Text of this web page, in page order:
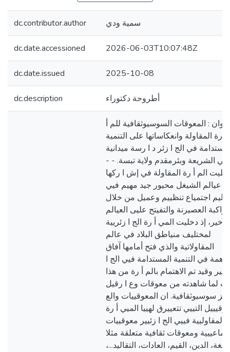
dc.contributor.author سمية ودي
dc.date.accessioned 2026-06-03T10:07:48Z
dc.date.issued 2025-10-08
dc.description أطروحة دكتوراء
: المعوقات السوسيوثقافية للم أ
رة المقاولة وانعكاساتها على التنمية
في الج ا زئر د ا رسة ميدانية
الشريعة وبئرمقدم ولاية تبسة. - -
الم أ رة المقاولة في إش ا ركها
عيالم الشيغل محيور جيد مهيم فيي
عليم اجتمياع تنظييم وعميل من خلال
مواكبة العصيرنة والتفيتح عليى العيالم
الآخير، إذ دخليت المي أ رة الج ا زئريية
لمختليف منياطق البلاد في عالم
المقاولاتية والذي فتح أمامها آفاق
في التنمية المستدامة فيي الج ا
زئير وقيد تم الاهتمام بالم أ رة من هذا
لما شاهدته من معوقات وع ا رقيل
سوسيوثقافية. ان المعوقييات والع
ا رقيييل التييي تتعييرق لهييا الميي أ رة
المقاوليية فييي الج ا زئيير معوقييات
ومعوقات ثقافية متعلقة مثلا
الدين، القيم، العادات، التقاليد...،